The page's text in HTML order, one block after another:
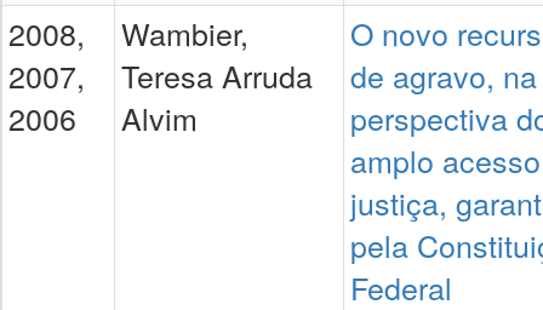
2008,
2007,
2006
Wambier,
Teresa Arruda
Alvim
O novo
de agravo, na
perspectiva
amplo
justiça,
pela
Federal